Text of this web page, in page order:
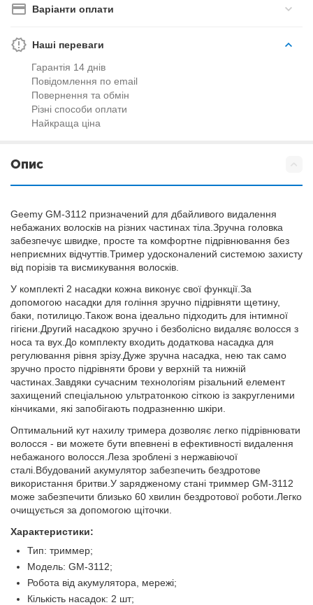
Варіанти оплати
Наші переваги
Гарантія 14 днів
Повідомлення по email
Повернення та обмін
Різні способи оплати
Найкраща ціна
Опис
Geemy GM-3112 призначений для дбайливого видалення
небажаних волосків на різних частинах тіла.Зручна головка
забезпечує швидке, просте та комфортне підрівнювання без
неприємних відчуттів.Тример удосконалений системою захисту
від порізів та висмикування волосків.
У комплекті 2 насадки кожна виконує свої функції.За
допомогою насадки для гоління зручно підрівняти щетину,
баки, потилицю.Також вона ідеально підходить для інтимної
гігієни.Другий насадкою зручно і безболісно видаляє волосся з
носа та вух.До комплекту входить додаткова насадка для
регулювання рівня зрізу.Дуже зручна насадка, нею так само
зручно просто підрівняти брови у верхній та нижній
частинах.Завдяки сучасним технологіям різальний елемент
захищений спеціальною ультратонкою сіткою із закругленими
кінчиками, які запобігають подразненню шкіри.
Оптимальний кут нахилу тримера дозволяє легко підрівнювати
волосся - ви можете бути впевнені в ефективності видалення
небажаного волосся.Леза зроблені з нержавіючої
сталі.Вбудований акумулятор забезпечить бездротове
використання бритви.У зарядженому стані триммер GM-3112
може забезпечити близько 60 хвилин бездротової роботи.Легко
очищується за допомогою щіточки.
Характеристики:
Тип: триммер;
Модель: GM-3112;
Робота від акумулятора, мережі;
Кількість насадок: 2 шт;